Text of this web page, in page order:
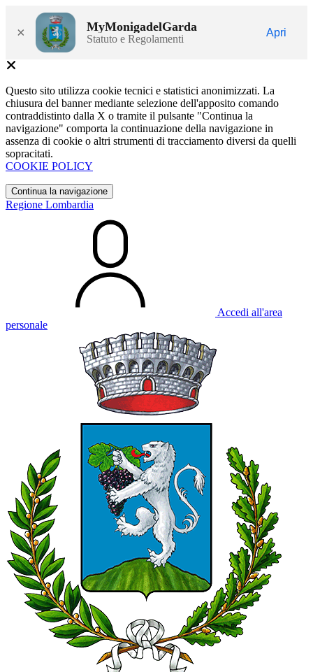
× MyMonigadelGarda
Statuto e Regolamenti
Apri
Questo sito utilizza cookie tecnici e statistici anonimizzati. La
chiusura del banner mediante selezione dell'apposito comando
contraddistinto dalla X o tramite il pulsante "Continua la
navigazione" comporta la continuazione della navigazione in
assenza di cookie o altri strumenti di tracciamento diversi da quelli
sopracitati.
COOKIE POLICY
Continua la navigazione
Regione Lombardia
Accedi all'area
personale